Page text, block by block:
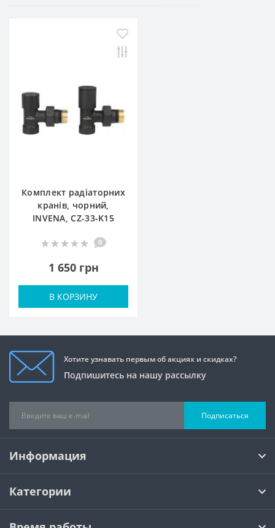
Комплект радіаторних
кранів, чорний,
INVЕNA, CZ-33-K15
0
1 650 грн
В КОРЗИНУ
Хотите узнавать первым об акциях и скидках?
Подпишитесь на нашу рассылку
Подписаться
Информация
Категории